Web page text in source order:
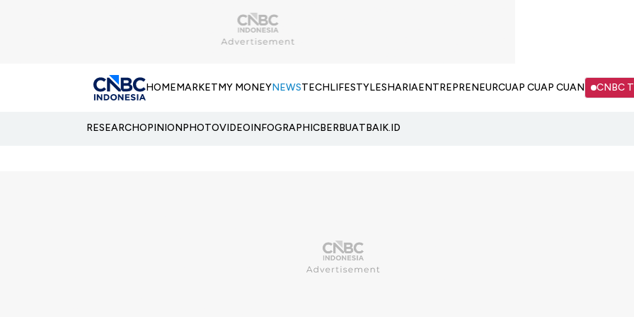
HOMEMARKETMY MONEYNEWSTECHLIFESTYLESHARIAENTREPRENEURCUAP CUAP CUAN CNBC
RESEARCHOPINIONPHOTOVIDEOINFOGRAPHICBERBUATBAIK.ID